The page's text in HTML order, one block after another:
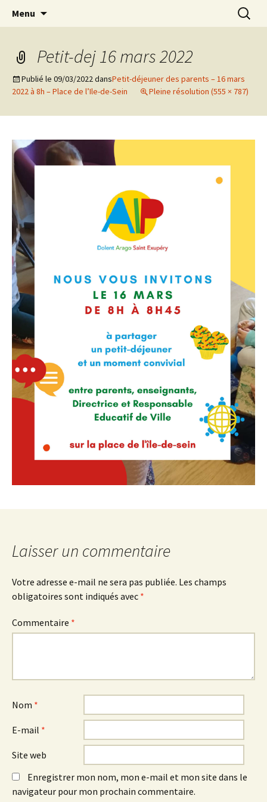
AIP Paris 14 – Association
Indépendante des Parents
d'élèves depuis 1981
Agit – s'Investit – Participe au service des
enfants du secteur scolaire Dolent-Arago-
Saint Exupéry
Menu
Petit-dej 16 mars 2022
Publié le 09/03/2022dansPetit-déjeuner des parents – 16 mars
2022 à 8h – Place de l’Ile-de-Sein
Pleine résolution (555 × 787)
Laisser un commentaire
Votre adresse e-mail ne sera pas publiée. Les champs
obligatoires sont indiqués avec *
Commentaire *
Nom *
E-mail *
Site web
Enregistrer mon nom, mon e-mail et mon site dans le
navigateur pour mon prochain commentaire.